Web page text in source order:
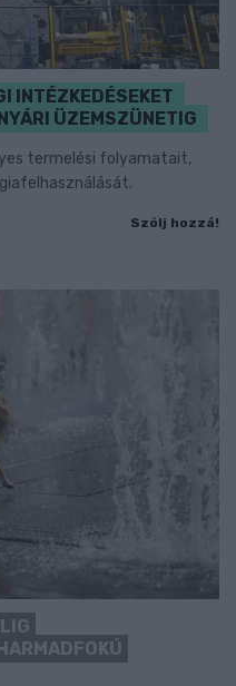
INTÉZKEDÉSEKET
ÜZEMSZÜNETIG
termelési folyamatait,
Szólj hozzá!